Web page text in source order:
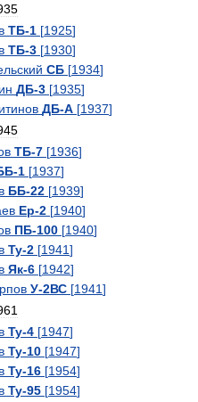
ТБ-1 [1925]
ТБ-3 [1930]
СБ [1934]
ДБ-3 [1935]
ДБ-А [1937]
ТБ-7 [1936]
-1 [1937]
ББ-22 [1939]
Ер-2 [1940]
ПБ-100 [1940]
Ту-2 [1941]
Як-6 [1942]
У-2ВС [1941]
Ту-4 [1947]
Ту-10 [1947]
Ту-16 [1954]
Ту-95 [1954]